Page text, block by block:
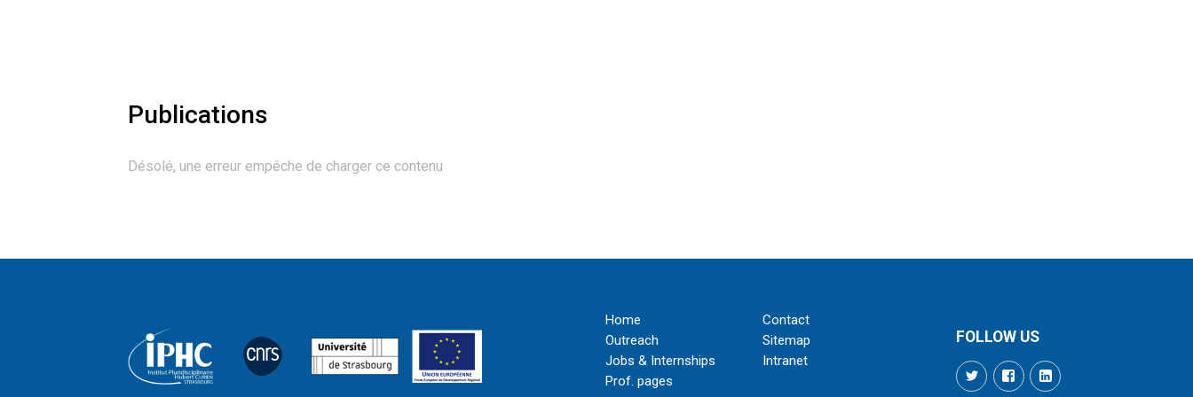
Publications
Désolé, une erreur empêche de charger ce contenu
Home
Outreach
Jobs & Internships
Prof. pages
Contact
Sitemap
Intranet
FOLLOW US
TwitterFacebookLinkedIn